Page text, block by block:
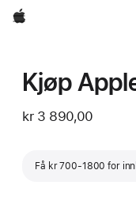
Apple
Kjøp
kr 3 890,00
Få kr 700-1800 for